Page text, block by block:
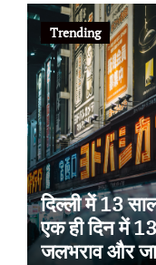
Trending
दिल्ली में 13
एक ही दिन में
जलभराव और